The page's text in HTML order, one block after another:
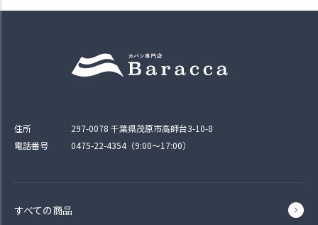
住所
297-0078 千葉県茂原市高師台3-10-8
電話番号
0475-22-4354（9:00〜17:00）
すべての商品